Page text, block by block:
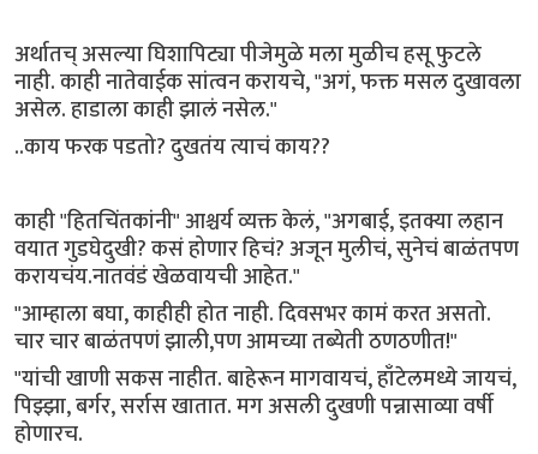
अर्थातच् असल्या घिशापिट्या पीजेमुळे मला मुळीच हसू फुटले
नाही. काही नातेवाईक सांत्वन करायचे, "अगं, फक्त मसल दुखावला
असेल. हाडाला काही झालं नसेल."
..काय फरक पडतो? दुखतंय त्याचं काय??
काही "हितचिंतकांनी" आश्चर्य व्यक्त केलं, "अगबाई, इतक्या लहान
वयात गुडघेदुखी? कसं होणार हिचं? अजून मुलीचं, सुनेचं बाळंतपण
करायचंय.नातवंडं खेळवायची आहेत."
"आम्हाला बघा, काहीही होत नाही. दिवसभर कामं करत असतो.
चार चार बाळंतपणं झाली,पण आमच्या तब्येती ठणठणीत!"
"यांची खाणी सकस नाहीत. बाहेरून मागवायचं, हाँटेलमध्ये जायचं,
पिझ्झा, बर्गर, सर्रास खातात. मग असली दुखणी पन्नासाव्या वर्षी
होणारच.